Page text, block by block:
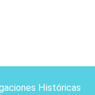
Históricas